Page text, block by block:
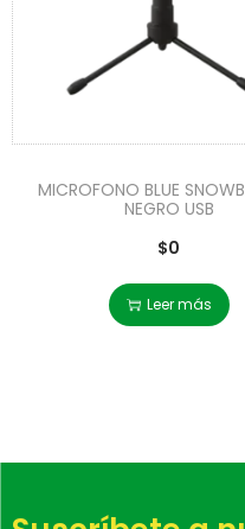
MICROFONO BLUE
NEGRO USB
$0
Leer más